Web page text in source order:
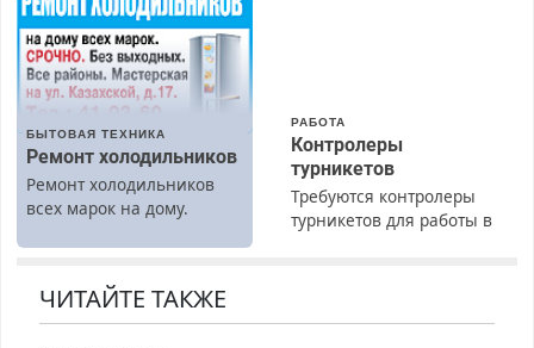
БЫТОВАЯ ТЕХНИКА
Ремонт холодильников
Ремонт холодильников
всех марок на дому.
РАБОТА
Контролеры
турникетов
Требуются контролеры
турникетов для работы в
ЧИТАЙТЕ ТАКЖЕ